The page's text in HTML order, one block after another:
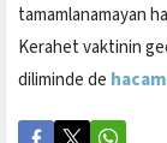
tamamlanamayan
Kerahet vaktinin
diliminde de